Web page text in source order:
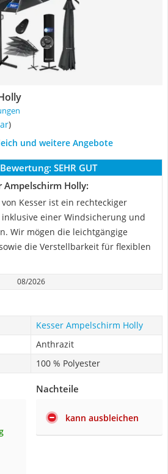
)
und weitere Angebote
SEHR GUT
Ampelschirm Holly:
Kesser ist ein rechteckiger
einer Windsicherung und
Wir mögen die leichtgängige
die Verstellbarkeit für flexiblen
08/2026
Kesser Ampelschirm Holly
Anthrazit
100 % Polyester
Nachteile
kann ausbleichen